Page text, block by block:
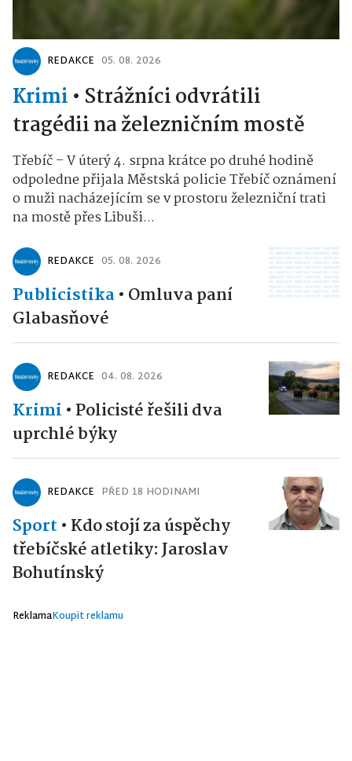
REDAKCE 05. 08. 2026
Krimi • Strážníci odvrátili
tragédii na železničním mostě
Třebíč – V úterý 4. srpna krátce po druhé hodině
odpoledne přijala Městská policie Třebíč oznámení
o muži nacházejícím se v prostoru železniční trati
na mostě přes Libuši...
REDAKCE 05. 08. 2026
Publicistika• Omluva paní
Glabasňové
REDAKCE 04. 08. 2026
Krimi • Policisté řešili dva
uprchlé býky
REDAKCE PŘED 18 HODINAMI
Sport • Kdo stojí za úspěchy
třebíčské atletiky: Jaroslav
Bohutínský
ReklamaKoupit reklamu